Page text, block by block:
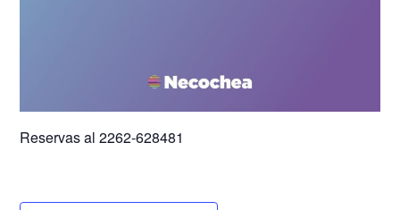
Reservas al 2262-628481